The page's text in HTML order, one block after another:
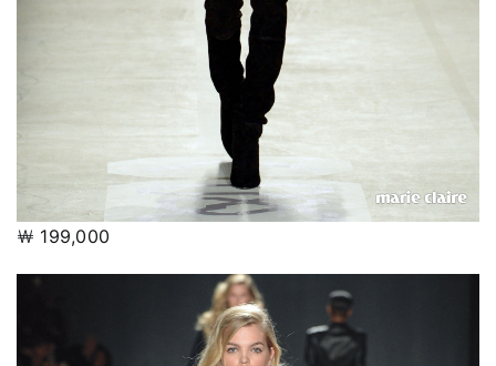
￦ 199,000